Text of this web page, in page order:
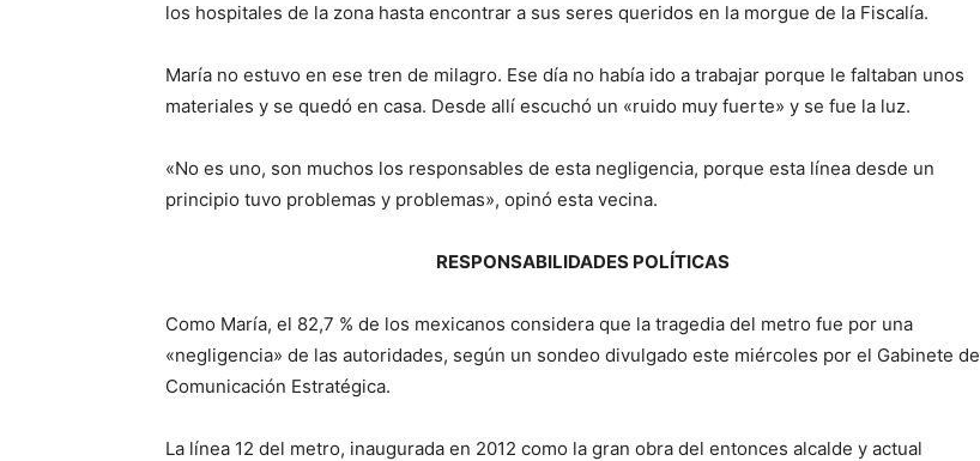
los hospitales de la zona hasta encontrar a sus seres queridos en la morgue de la Fiscalía.
María no estuvo en ese tren de milagro. Ese día no había ido a trabajar porque le faltaban unos
materiales y se quedó en casa. Desde allí escuchó un «ruido muy fuerte» y se fue la luz.
«No es uno, son muchos los responsables de esta negligencia, porque esta línea desde un
principio tuvo problemas y problemas», opinó esta vecina.
RESPONSABILIDADES POLÍTICAS
Como María, el 82,7 % de los mexicanos considera que la tragedia del metro fue por una
«negligencia» de las autoridades, según un sondeo divulgado este miércoles por el Gabinete de
Comunicación Estratégica.
La línea 12 del metro, inaugurada en 2012 como la gran obra del entonces alcalde y actual